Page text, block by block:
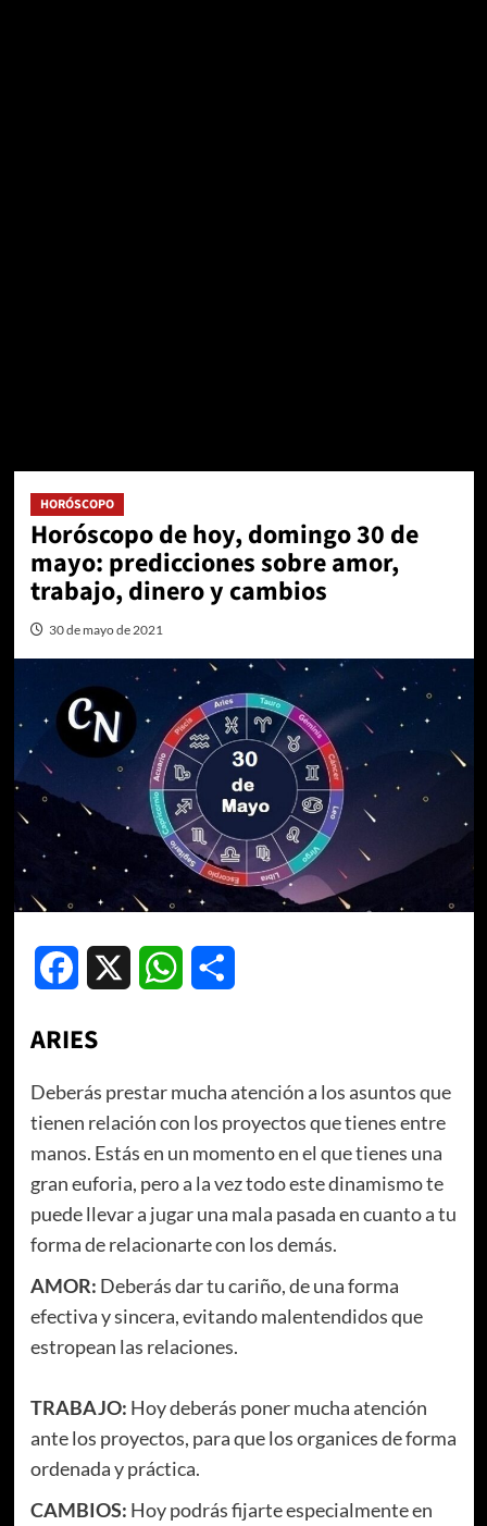
HORÓSCOPO
Horóscopo de hoy, domingo 30 de
mayo: predicciones sobre amor,
trabajo, dinero y cambios
30 de mayo de 2021
Facebook WhatsApp
ARIES
Deberás prestar mucha atención a los asuntos que
tienen relación con los proyectos que tienes entre
manos. Estás en un momento en el que tienes una
gran euforia, pero a la vez todo este dinamismo te
puede llevar a jugar una mala pasada en cuanto a tu
forma de relacionarte con los demás.
AMOR: Deberás dar tu cariño, de una forma
efectiva y sincera, evitando malentendidos que
estropean las relaciones.
TRABAJO: Hoy deberás poner mucha atención
ante los proyectos, para que los organices de forma
ordenada y práctica.
CAMBIOS: Hoy podrás fijarte especialmente en